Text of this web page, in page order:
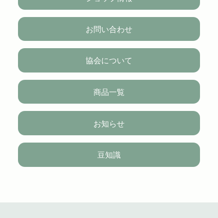
お問い合わせ
協会について
商品一覧
お知らせ
豆知識